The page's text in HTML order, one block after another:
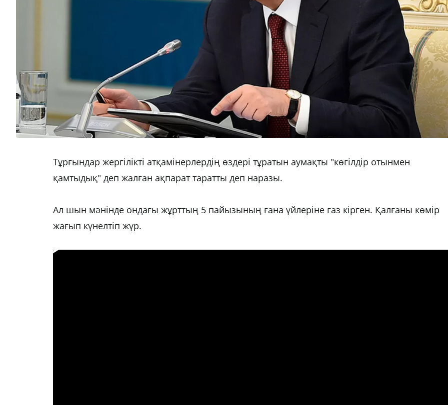
Тұрғындар жергілікті атқамінерлердің өздері тұратын аумақты "көгілдір отынмен
қамтыдық" деп жалған ақпарат таратты деп наразы.
Ал шын мәнінде ондағы жұрттың 5 пайызының ғана үйлеріне газ кірген. Қалғаны көмір
жағып күнелтіп жүр.